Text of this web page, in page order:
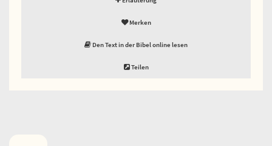
Merken
Den Text in der Bibel online lesen
Teilen